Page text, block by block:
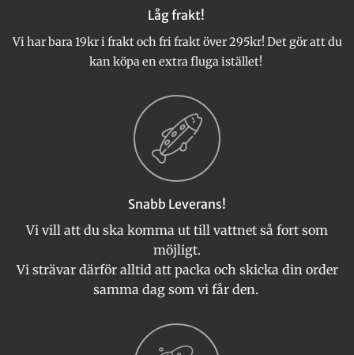
produktsidan
Låg frakt!
Vi har bara 19kr i frakt och fri frakt över 295kr! Det gör att du
kan köpa en extra fluga istället!
Snabb Leverans!
Vi vill att du ska komma ut till vattnet så fort som
möjligt.
Vi strävar därför alltid att packa och skicka din order
samma dag som vi får den.